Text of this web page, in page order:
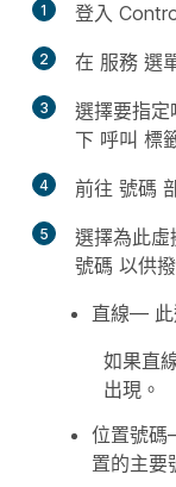
1 登入
2 在 服務 選
3
選擇要指
下 呼叫 標
4 前往 號碼
5 選擇為此虛
號碼 以供
直線— 此
如果直
出現。
位置號碼
置的主要